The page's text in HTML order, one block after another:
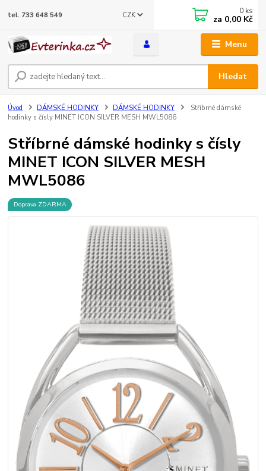
Menu
CZK
Hledat
tel. 733 648 549 0 ks
za 0,00 Kč
Úvod DÁMSKÉ HODINKY DÁMSKÉ HODINKY
Stříbrné dámské
hodinky s čísly MINET ICON SILVER MESH MWL5086
Stříbrné dámské hodinky s čísly
MINET ICON SILVER MESH
MWL5086
Doprava ZDARMA